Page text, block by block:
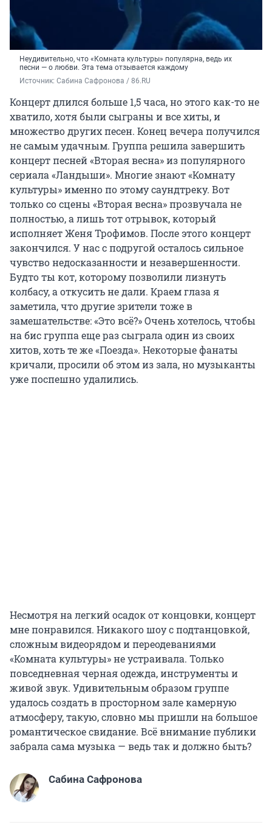
Неудивительно, что «Комната культуры» популярна, ведь их
песни — о любви. Эта тема отзывается каждому
Источник: Сабина Сафронова / 86.RU
Концерт длился больше 1,5 часа, но этого как-то не
хватило, хотя были сыграны и все хиты, и
множество других песен. Конец вечера получился
не самым удачным. Группа решила завершить
концерт песней «Вторая весна» из популярного
сериала «Ландыши». Многие знают «Комнату
культуры» именно по этому саундтреку. Вот
только со сцены «Вторая весна» прозвучала не
полностью, а лишь тот отрывок, который
исполняет Женя Трофимов. После этого концерт
закончился. У нас с подругой осталось сильное
чувство недосказанности и незавершенности.
Будто ты кот, которому позволили лизнуть
колбасу, а откусить не дали. Краем глаза я
заметила, что другие зрители тоже в
замешательстве: «Это всё?» Очень хотелось, чтобы
на бис группа еще раз сыграла один из своих
хитов, хоть те же «Поезда». Некоторые фанаты
кричали, просили об этом из зала, но музыканты
уже поспешно удалились.
Несмотря на легкий осадок от концовки, концерт
мне понравился. Никакого шоу с подтанцовкой,
сложным видеорядом и переодеваниями
«Комната культуры» не устраивала. Только
повседневная черная одежда, инструменты и
живой звук. Удивительным образом группе
удалось создать в просторном зале камерную
атмосферу, такую, словно мы пришли на большое
романтическое свидание. Всё внимание публики
забрала сама музыка — ведь так и должно быть?
Сабина Сафронова